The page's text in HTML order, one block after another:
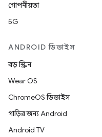
গোপনীয়তা
5G
ANDROID ডিভাইস
বড় স্ক্রিন
Wear OS
ChromeOS ডিভাইস
গাড়ির জন্য Android
Android TV